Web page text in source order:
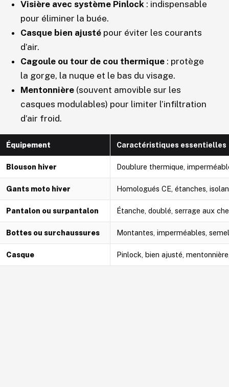
Visière avec système Pinlock : indispensable
pour éliminer la buée.
Casque bien ajusté pour éviter les courants
d’air.
Cagoule ou tour de cou thermique : protège
la gorge, la nuque et le bas du visage.
Mentonnière (souvent amovible sur les
casques modulables) pour limiter l’infiltration
d’air froid.
Équipement Caractéristiques essentielles
Blouson hiver Doublure thermique,
Gants moto hiver Homologués CE, étanches,
Pantalon ou surpantalon Étanche, doublé, serrage aux
Bottes ou surchaussures Montantes, imperméables,
Casque Pinlock, bien ajusté,